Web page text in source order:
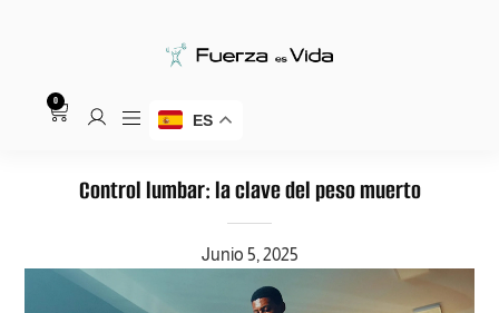
0
ES
Control lumbar: la clave del peso muerto
Junio 5, 2025